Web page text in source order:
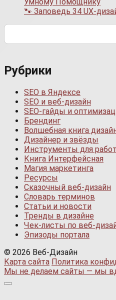
🐾 Заповедь 34 UX-
Поиск:
Рубрики
SEO в Яндексе
SEO и веб-дизайн
SEO-гайды и
Брендинг
Волшебная книга
Дизайнер и звёзды
Инструменты для
Книга Интерфейсная
Магия маркетинга
Ресурсы
Сказочный веб-дизайн
Словарь терминов
Статьи и новости
Тренды в дизайне
Чек-листы по веб-
Эпизоды портала
© 2026 Веб-Дизайн
Карта сайта Политика
Мы не делаем сайты — мы